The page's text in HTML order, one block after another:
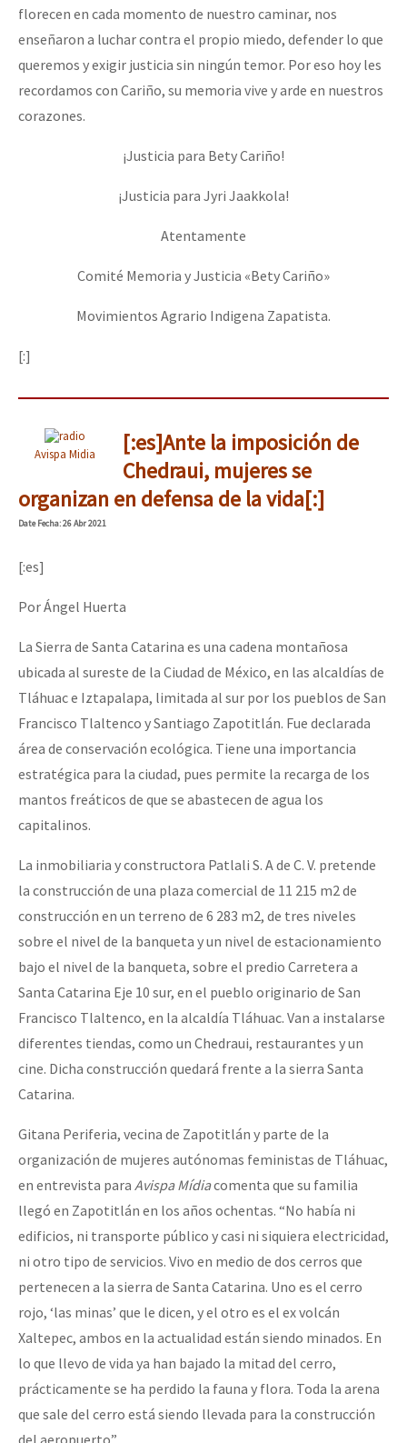
florecen en cada momento de nuestro caminar, nos
enseñaron a luchar contra el propio miedo, defender lo que
queremos y exigir justicia sin ningún temor. Por eso hoy les
recordamos con Cariño, su memoria vive y arde en nuestros
corazones.
¡Justicia para Bety Cariño!
¡Justicia para Jyri Jaakkola!
Atentamente
Comité Memoria y Justicia «Bety Cariño»
Movimientos Agrario Indigena Zapatista.
[:]
Avispa Midia
[:es]Ante la imposición de
Chedraui, mujeres se
organizan en defensa de la vida[:]
DateFecha: 26 Abr 2021
[:es]
Por Ángel Huerta
La Sierra de Santa Catarina es una cadena montañosa
ubicada al sureste de la Ciudad de México, en las alcaldías de
Tláhuac e Iztapalapa, limitada al sur por los pueblos de San
Francisco Tlaltenco y Santiago Zapotitlán. Fue declarada
área de conservación ecológica. Tiene una importancia
estratégica para la ciudad, pues permite la recarga de los
mantos freáticos de que se abastecen de agua los
capitalinos.
La inmobiliaria y constructora Patlali S. A de C. V. pretende
la construcción de una plaza comercial de 11 215 m2 de
construcción en un terreno de 6 283 m2, de tres niveles
sobre el nivel de la banqueta y un nivel de estacionamiento
bajo el nivel de la banqueta, sobre el predio Carretera a
Santa Catarina Eje 10 sur, en el pueblo originario de San
Francisco Tlaltenco, en la alcaldía Tláhuac. Van a instalarse
diferentes tiendas, como un Chedraui, restaurantes y un
cine. Dicha construcción quedará frente a la sierra Santa
Catarina.
Gitana Periferia, vecina de Zapotitlán y parte de la
organización de mujeres autónomas feministas de Tláhuac,
en entrevista para Avispa Mídiacomenta que su familia
llegó en Zapotitlán en los años ochentas. “No había ni
edificios, ni transporte público y casi ni siquiera electricidad,
ni otro tipo de servicios. Vivo en medio de dos cerros que
pertenecen a la sierra de Santa Catarina. Uno es el cerro
rojo, ‘las minas’ que le dicen, y el otro es el ex volcán
Xaltepec, ambos en la actualidad están siendo minados. En
lo que llevo de vida ya han bajado la mitad del cerro,
prácticamente se ha perdido la fauna y flora. Toda la arena
que sale del cerro está siendo llevada para la construcción
del aeropuerto”.